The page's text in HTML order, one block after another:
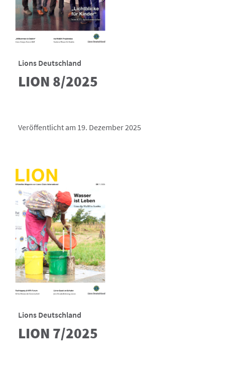
Lions Deutschland
LION 8/2025
Veröffentlicht am 19. Dezember 2025
Lions Deutschland
LION 7/2025